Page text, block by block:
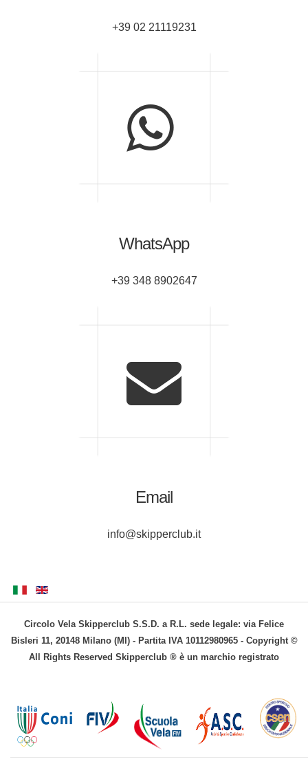
+39 02 21119231
WhatsApp
+39 348 8902647
Email
info@skipperclub.it
Circolo Vela Skipperclub S.S.D. a R.L. sede legale: via Felice
Bisleri 11, 20148 Milano (MI) - Partita IVA 10112980965 - Copyright ©
All Rights Reserved Skipperclub ® è un marchio registrato